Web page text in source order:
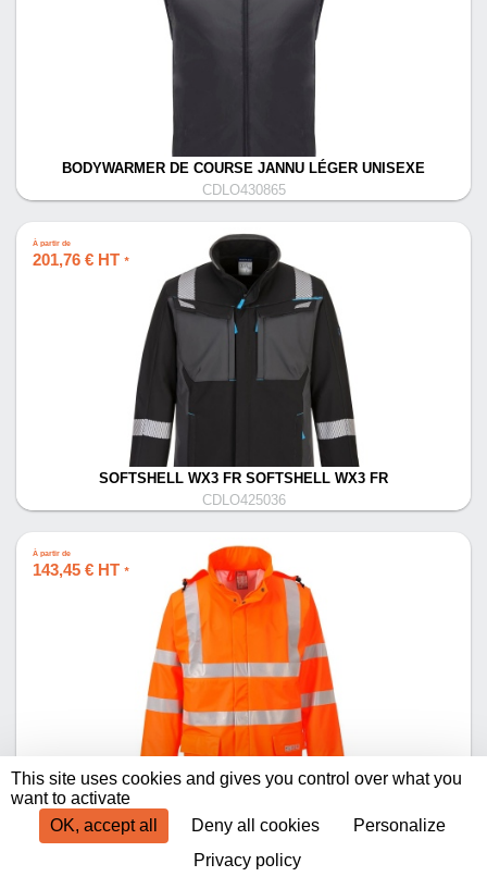
BODYWARMER DE COURSE JANNU LÉGER UNISEXE
CDLO430865
À partir de
201,76 € HT *
SOFTSHELL WX3 FR SOFTSHELL WX3 FR
CDLO425036
À partir de
143,45 € HT *
VESTE DE PLUIE HIVIS FR SEALTEX
This site uses cookies and gives you control over what you
want to activate
OK, accept all
Deny all cookies
Personalize
Privacy policy